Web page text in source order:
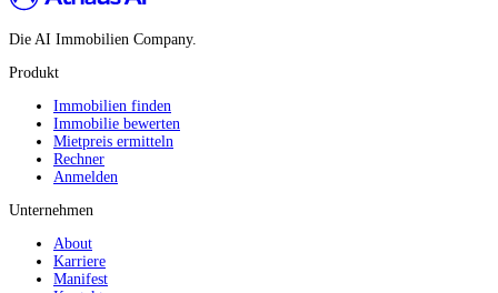
Die AI Immobilien Company.
Produkt
Immobilien finden
Immobilie bewerten
Mietpreis ermitteln
Rechner
Anmelden
Unternehmen
About
Karriere
Manifest